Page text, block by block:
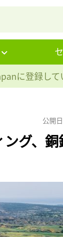
に登録して
公開
ング、